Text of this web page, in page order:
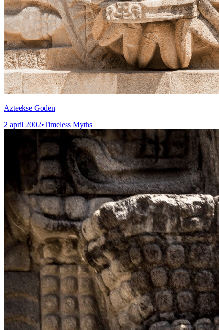
Azteekse Goden
2 april 2002•Timeless Myths